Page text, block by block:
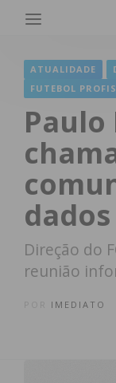
ATUALIDADE
FUTEBOL
Paulo
Direção do
reunião
IMEDIATO